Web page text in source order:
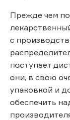
Прежде чем
с
поступает
они, в свою
упаковкой и
обеспечить